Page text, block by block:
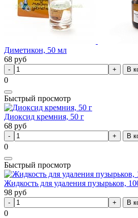
Диметикон, 50 мл
68 руб
В
0
Быстрый просмотр
Диоксид кремния, 50 г
68 руб
В
0
Быстрый просмотр
Жидкость для удаления пузырьков,
98 руб
В
0